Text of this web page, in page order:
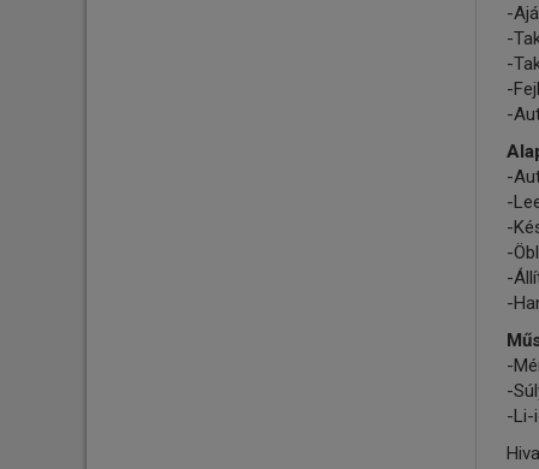
-
-
-
-
-
-
-
-
-
-
-
-
-
-Li-